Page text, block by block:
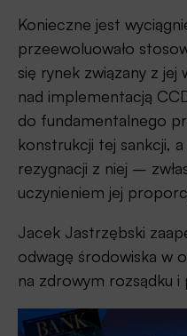
Konieczne jest
przeewoluowało
się rynek związany z
nad implementacją
do fundamentalnego
konstrukcji tej sankcji,
rezygnacji z niej –
uczynieniem jej
Jacek Jastrzębski
odwagę środowiska w
na zdrowym rozsądku